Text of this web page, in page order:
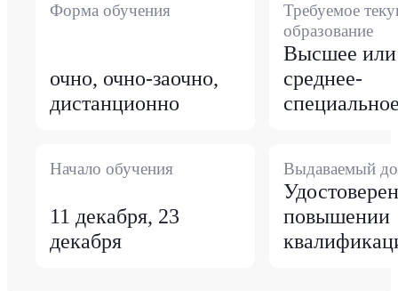
Форма обучения
очно, очно-заочно,
дистанционно
Требуемое
образование
Высшее или
среднее-
Начало обучения
11 декабря, 23
декабря
Выдаваемый
повышении